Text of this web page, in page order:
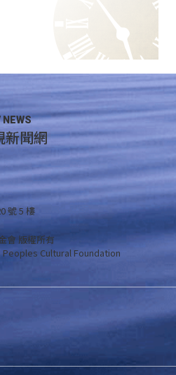
新聞網
號 5 樓
會 版權所有
Cultural Foundation